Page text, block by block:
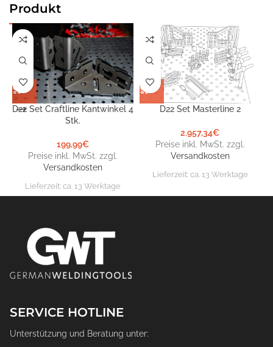
Produkt
D22 Set Craftline Kantwinkel 4
Stk.
199,99€
Preise inkl. MwSt. zzgl.
Versandkosten
Lieferzeit: ca. 13 Werktage
D22 Set Masterline 2
2.957,34€
Preise inkl. MwSt. zzgl.
Versandkosten
Lieferzeit: ca. 13 Werktage
SERVICE HOTLINE
Unterstützung und Beratung unter: